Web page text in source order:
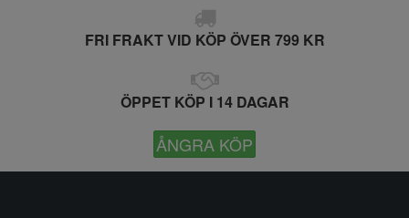
FRI FRAKT VID KÖP ÖVER 799 KR
ÖPPET KÖP I 14 DAGAR
ÅNGRA KÖP